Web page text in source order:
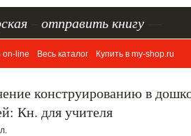
отправить книгу
on-line Весь каталог Купить в my-shop.ru
конструированию в
Кн. для учителя